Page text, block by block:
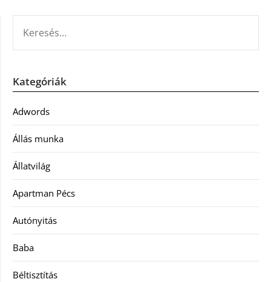
Kategóriák
Adwords
Állás munka
Állatvilág
Apartman Pécs
Autónyitás
Baba
Béltisztítás